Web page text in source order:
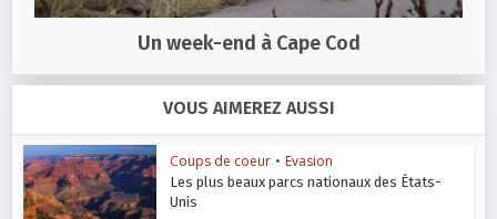
Un week-end à Cape Cod
VOUS AIMEREZ AUSSI
Coups de coeur • Evasion
Les plus beaux parcs nationaux des États-
Unis